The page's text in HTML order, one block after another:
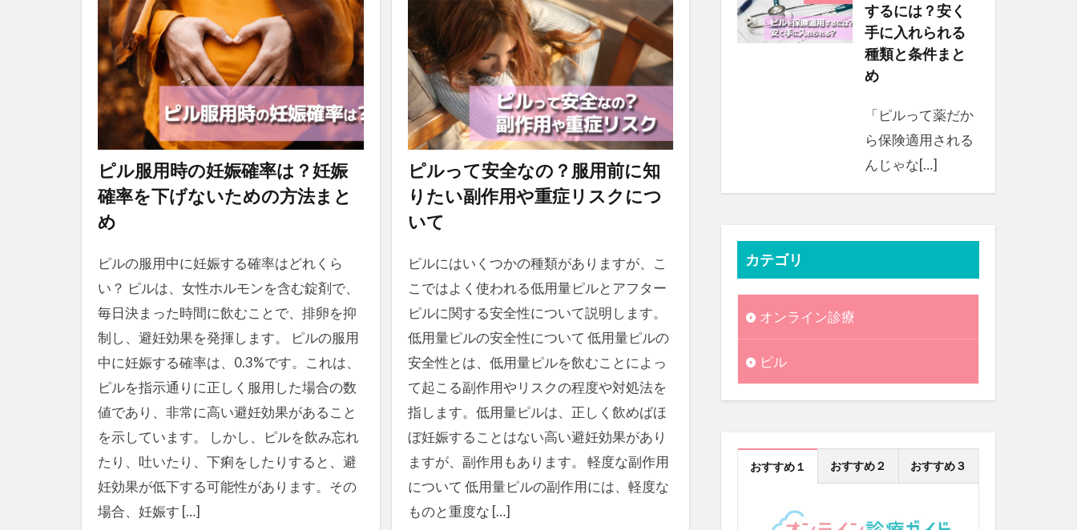
ピル服用時の妊娠確率は？妊娠
確率を下げないための方法まと
め
ピルの服用中に妊娠する確率はどれくら
い？ ピルは、女性ホルモンを含む錠剤で、
毎日決まった時間に飲むことで、排卵を抑
制し、避妊効果を発揮します。 ピルの服用
中に妊娠する確率は、0.3%です。これは、
ピルを指示通りに正しく服用した場合の数
値であり、非常に高い避妊効果があること
を示しています。 しかし、ピルを飲み忘れ
たり、吐いたり、下痢をしたりすると、避
妊効果が低下する可能性があります。その
場合、妊娠す […]
ピルって安全なの？服用前に知
りたい副作用や重症リスクにつ
いて
ピルにはいくつかの種類がありますが、こ
こではよく使われる低用量ピルとアフター
ピルに関する安全性について説明します。
低用量ピルの安全性について 低用量ピルの
安全性とは、低用量ピルを飲むことによっ
て起こる副作用やリスクの程度や対処法を
指します。低用量ピルは、正しく飲めばほ
ぼ妊娠することはない高い避妊効果があり
ますが、副作用もあります。 軽度な副作用
について 低用量ピルの副作用には、軽度な
ものと重度な […]
するには？安く
手に入れられる
種類と条件まと
め
「ピルって薬だか
ら保険適用される
んじゃな[…]
カテゴリ
オンライン診療
ピル
おすすめ１ おすすめ２ おすすめ３